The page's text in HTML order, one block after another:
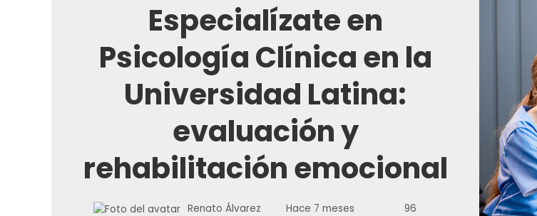
Especialízate en
Psicología Clínica en la
Universidad Latina:
evaluación y
rehabilitación emocional
Renato Álvarez Hace 7 meses
96